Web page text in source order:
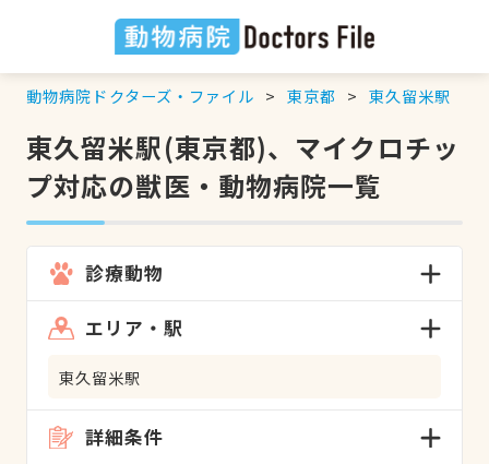
動物病院ドクターズ・ファイル 東京都 東久留米駅
東久留米駅(東京都)、マイクロチッ
プ対応の獣医・動物病院一覧
診療動物
エリア・駅
東久留米駅
詳細条件